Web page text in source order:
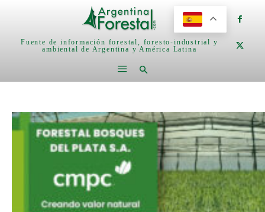
Fuente de información forestal, foresto-industrial y
ambiental de Argentina y América Latina